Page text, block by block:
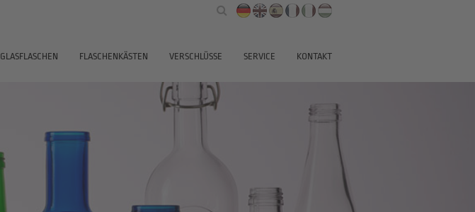
GLASFLASCHEN FLASCHENKÄSTEN VERSCHLÜSSE SERVICE KONTAKT